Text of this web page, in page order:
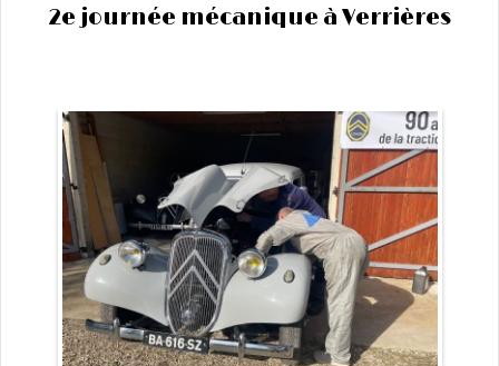
2e journée mécanique à Verrières